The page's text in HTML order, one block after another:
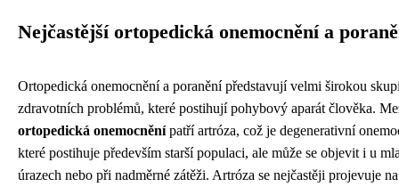
Nejčastější ortopedická onemocnění a
Ortopedická onemocnění a poranění představují velmi širokou
zdravotních problémů, které postihují pohybový aparát člověka.
ortopedická onemocněnípatří artróza, což je degenerativní
které postihuje především starší populaci, ale může se objevit i u
úrazech nebo při nadměrné zátěži. Artróza se nejčastěji projevuje